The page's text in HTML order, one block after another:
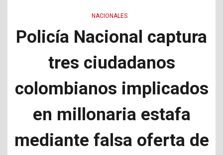
NACIONALES
Policía Nacional captura
tres ciudadanos
colombianos implicados
en millonaria estafa
mediante falsa oferta de